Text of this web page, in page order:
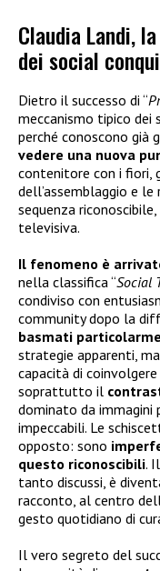
Claudia Landi,
dei social
Dietro il successo di “
meccanismo tipico dei
perché conoscono
vedere una nuova
contenitore con i fiori,
dell’assemblaggio e
sequenza
televisiva.
Il fenomeno è
nella classifica “Social
condiviso con
community dopo la
basmati
strategie apparenti,
capacità di
soprattutto il
dominato da
impeccabili. Le
opposto: sono
questo riconoscibili.
tanto discussi, è
racconto, al centro
gesto quotidiano di
Il vero segreto del